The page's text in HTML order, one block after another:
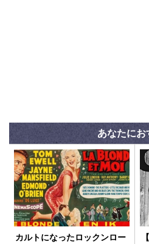
あなたにお
カルトになったロックンロー